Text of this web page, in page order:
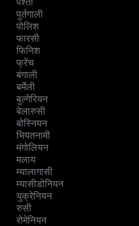
पुर्तगाली
पोलिश
फारसी
फिनिश
फ्रेंच
बंगाली
बर्मेली
बुल्गेरियन
बेलारुसी
बोस्नियन
भियतनामी
मंगोलियन
मलाय
म्यालागासी
म्यासीडोनियन
युक्रेनियन
रुसी
रोमेनियन